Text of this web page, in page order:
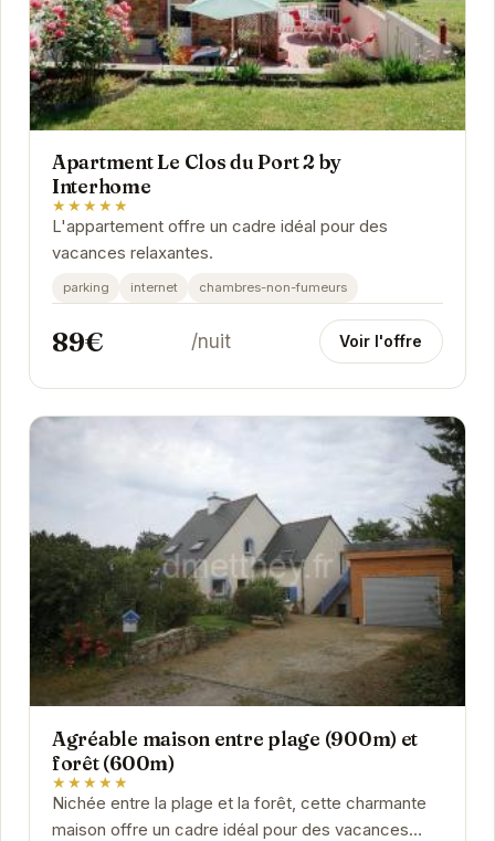
Apartment Le Clos du Port 2 by
Interhome
★★★★★
L'appartement offre un cadre idéal pour des
vacances relaxantes.
parking internet chambres-non-fumeurs
89€ /nuit Voir l'offre
Agréable maison entre plage (900m) et
forêt (600m)
★★★★★
Nichée entre la plage et la forêt, cette charmante
maison offre un cadre idéal pour des vacances